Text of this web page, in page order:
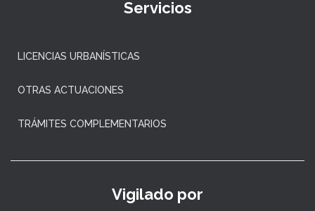
Servicios
LICENCIAS URBANÍSTICAS
OTRAS ACTUACIONES
TRÁMITES COMPLEMENTARIOS
Vigilado por